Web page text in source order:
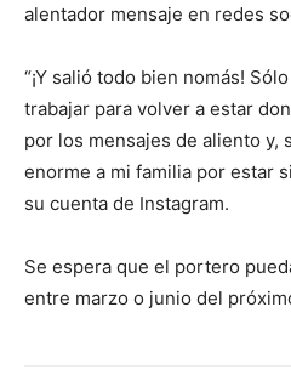
alentador mensaje en redes
“¡Y salió todo bien nomás!
trabajar para volver a estar
por los mensajes de aliento y,
enorme a mi familia por estar
su cuenta de Instagram.
Se espera que el portero
entre marzo o junio del